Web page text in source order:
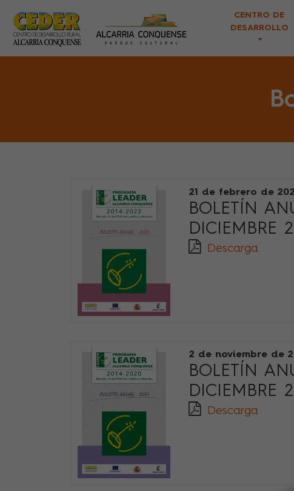
CENTRO DE
DESARROLLO
21 de febrero de
BOLETÍN
DICIEMBRE
Descarga
2 de noviembre de
BOLETÍN
DICIEMBRE
Descarga